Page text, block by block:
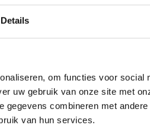
Details
om functies voor social
uw gebruik van onze site met
combineren met
van hun services.